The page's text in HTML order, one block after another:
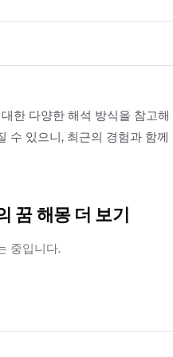
한 다양한 해석 방식을 참고
수 있으니, 최근의 경험과 함
꿈 해몽 더 보기
중입니다.